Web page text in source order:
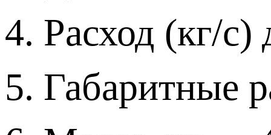
4. Расход (кг/
5. Габаритные